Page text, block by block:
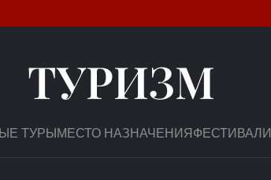
ТУРИЗМ
ТУРЫМЕСТО НАЗНАЧЕНИЯФЕСТИВАЛИ